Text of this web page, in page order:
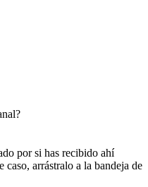
por si has recibido ahí
caso, arrástralo a la bandeja de